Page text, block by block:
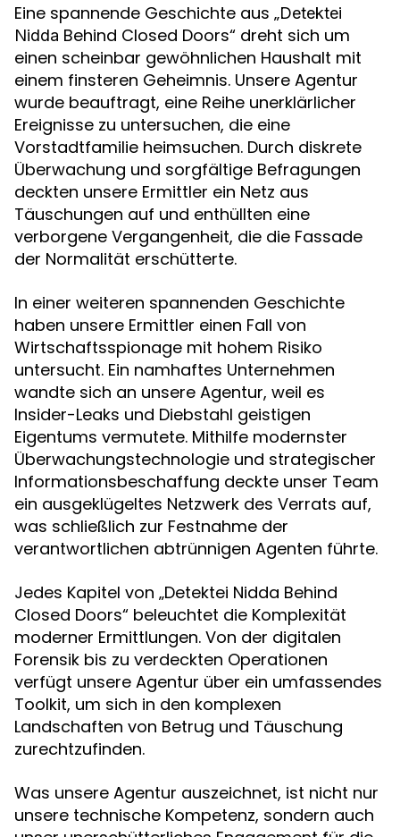
Eine spannende Geschichte aus „Detektei
Nidda Behind Closed Doors“ dreht sich um
einen scheinbar gewöhnlichen Haushalt mit
einem finsteren Geheimnis. Unsere Agentur
wurde beauftragt, eine Reihe unerklärlicher
Ereignisse zu untersuchen, die eine
Vorstadtfamilie heimsuchen. Durch diskrete
Überwachung und sorgfältige Befragungen
deckten unsere Ermittler ein Netz aus
Täuschungen auf und enthüllten eine
verborgene Vergangenheit, die die Fassade
der Normalität erschütterte.
In einer weiteren spannenden Geschichte
haben unsere Ermittler einen Fall von
Wirtschaftsspionage mit hohem Risiko
untersucht. Ein namhaftes Unternehmen
wandte sich an unsere Agentur, weil es
Insider-Leaks und Diebstahl geistigen
Eigentums vermutete. Mithilfe modernster
Überwachungstechnologie und strategischer
Informationsbeschaffung deckte unser Team
ein ausgeklügeltes Netzwerk des Verrats auf,
was schließlich zur Festnahme der
verantwortlichen abtrünnigen Agenten führte.
Jedes Kapitel von „Detektei Nidda Behind
Closed Doors“ beleuchtet die Komplexität
moderner Ermittlungen. Von der digitalen
Forensik bis zu verdeckten Operationen
verfügt unsere Agentur über ein umfassendes
Toolkit, um sich in den komplexen
Landschaften von Betrug und Täuschung
zurechtzufinden.
Was unsere Agentur auszeichnet, ist nicht nur
unsere technische Kompetenz, sondern auch